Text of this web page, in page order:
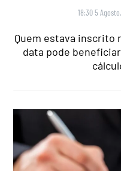
18:30 5
Quem estava inscrito
data pode